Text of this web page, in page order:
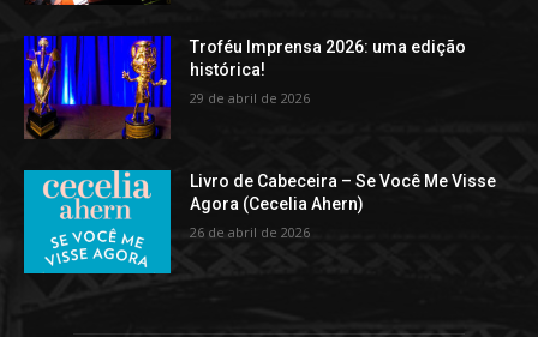
Troféu Imprensa 2026: uma edição
histórica!
29 de abril de 2026
Livro de Cabeceira – Se Você Me Visse
Agora (Cecelia Ahern)
26 de abril de 2026